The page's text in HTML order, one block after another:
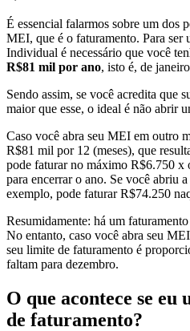
É essencial falarmos sobre um dos
MEI, que é o faturamento. Para ser
Individual é necessário que você
R$81 mil por ano, isto é, de
Sendo assim, se você acredita que
maior que esse, o ideal é não abrir
Caso você abra seu MEI em outro
R$81 mil por 12 (meses), que
pode faturar no máximo R$6.750 x
para encerrar o ano. Se você abriu
exemplo, pode faturar R$74.250
Resumidamente: há um
No entanto, caso você abra seu
seu limite de faturamento é
faltam para dezembro.
O que acontece se
de faturamento?